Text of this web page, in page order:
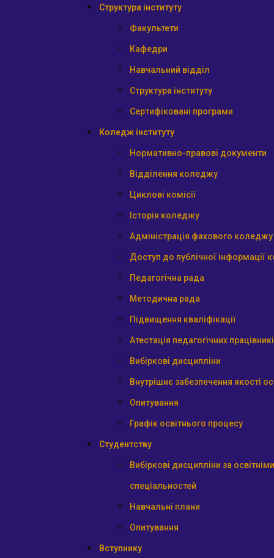
Структура інституту
Факультети
Кафедри
Навчальний відділ
Структура інституту
Сертифіковані програми
Коледж інституту
Нормативно-правові документи
Відділення коледжу
Циклові комісії
Історія коледжу
Адміністрація фахового коледжу
Доступ до публічної інформації
Педагогічна рада
Методична рада
Підвищення кваліфікації
Атестація педагогічних
Вибіркові дисципліни
Внутрішнє забезпечення якості
Опитування
Графік освітнього процесу
Студентству
Вибіркові дисципліни за
спеціальностей
Навчальні плани
Опитування
Вступнику